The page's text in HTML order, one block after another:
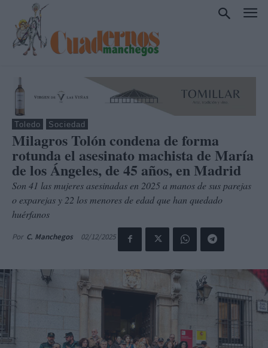
Toledo Sociedad
Milagros Tolón condena de forma
rotunda el asesinato machista de María
de los Ángeles, de 45 años, en Madrid
Son 41 las mujeres asesinadas en 2025 a manos de sus parejas
o exparejas y 22 los menores de edad que han quedado
huérfanos
Por C. Manchegos 02/12/2025